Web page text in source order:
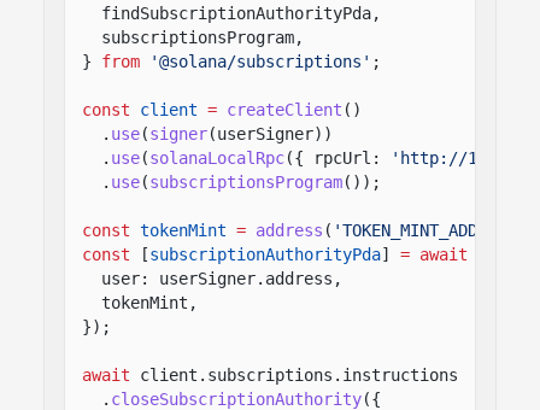
findSubscriptionAuthorityPda,
subscriptionsProgram,
}
from '@solana/subscriptions' ;
const client = createClient ()
. use(signer(userSigner))
. use(solanaLocalRpc({ rpcUrl:
'http://
. use(subscriptionsProgram());
const tokenMint = address (
const
[subscriptionAuthorityPda] = await
user: userSigner.address,
tokenMint,
});
await
client.subscriptions.instructions
. closeSubscriptionAuthority({